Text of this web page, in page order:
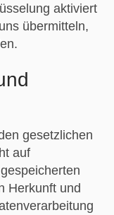
aktiviert
übermitteln,
gesetzlichen
auf
Herkunft und